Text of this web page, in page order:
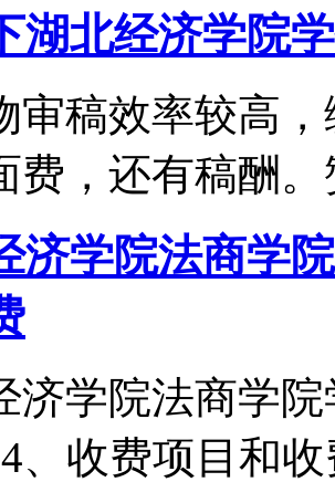
湖北经济学院
审稿效率较高
费，还有稿酬
济学院法商学
济学院法商学
、收费项目和